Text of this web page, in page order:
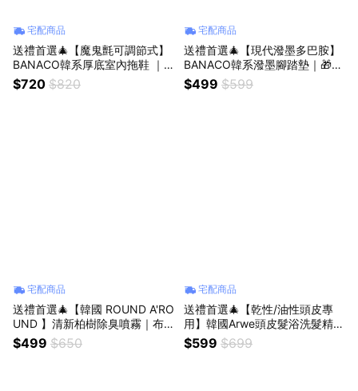
宅配商品
送禮首選🎄【魔鬼氈可調節式】
BANACO韓系厚底室內拖鞋 ｜
🎁收禮人自選｜生日禮物 情侶鞋
$720 $820
宅配商品
送禮首選🎄【現代潑墨多巴胺】
BANACO韓系潑墨腳踏墊｜🎁收
禮人自選香｜生日禮物 情人節禮
物
$499 $599
宅配商品
送禮首選🎄【韓國 ROUND A'RO
UND 】清新柏樹除臭噴霧｜布
料/空間清新160ml｜🎁收禮人自
選香｜生日禮物
$499 $650
宅配商品
送禮首選🎄【乾性/油性頭皮專
用】韓國Arwe頭皮髮浴洗髮精｜
🎁收禮人自選香｜生日禮物 情人
節禮物
$599 $699